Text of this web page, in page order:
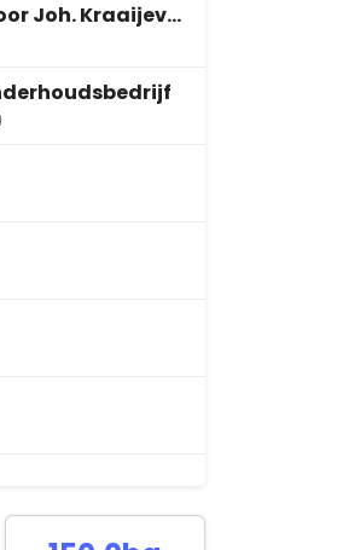
Administratiekantoor Joh. Kraaijeveld Beheer